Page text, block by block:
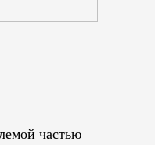
частью